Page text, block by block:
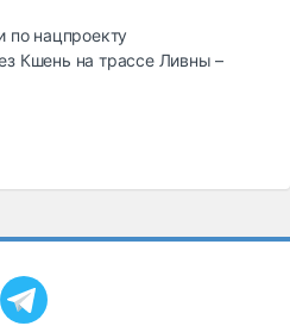
по нацпроекту
Кшень на трассе Ливны –